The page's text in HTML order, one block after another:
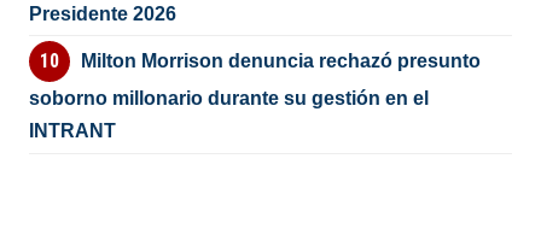
Presidente 2026
Milton Morrison denuncia rechazó presunto
soborno millonario durante su gestión en el
INTRANT